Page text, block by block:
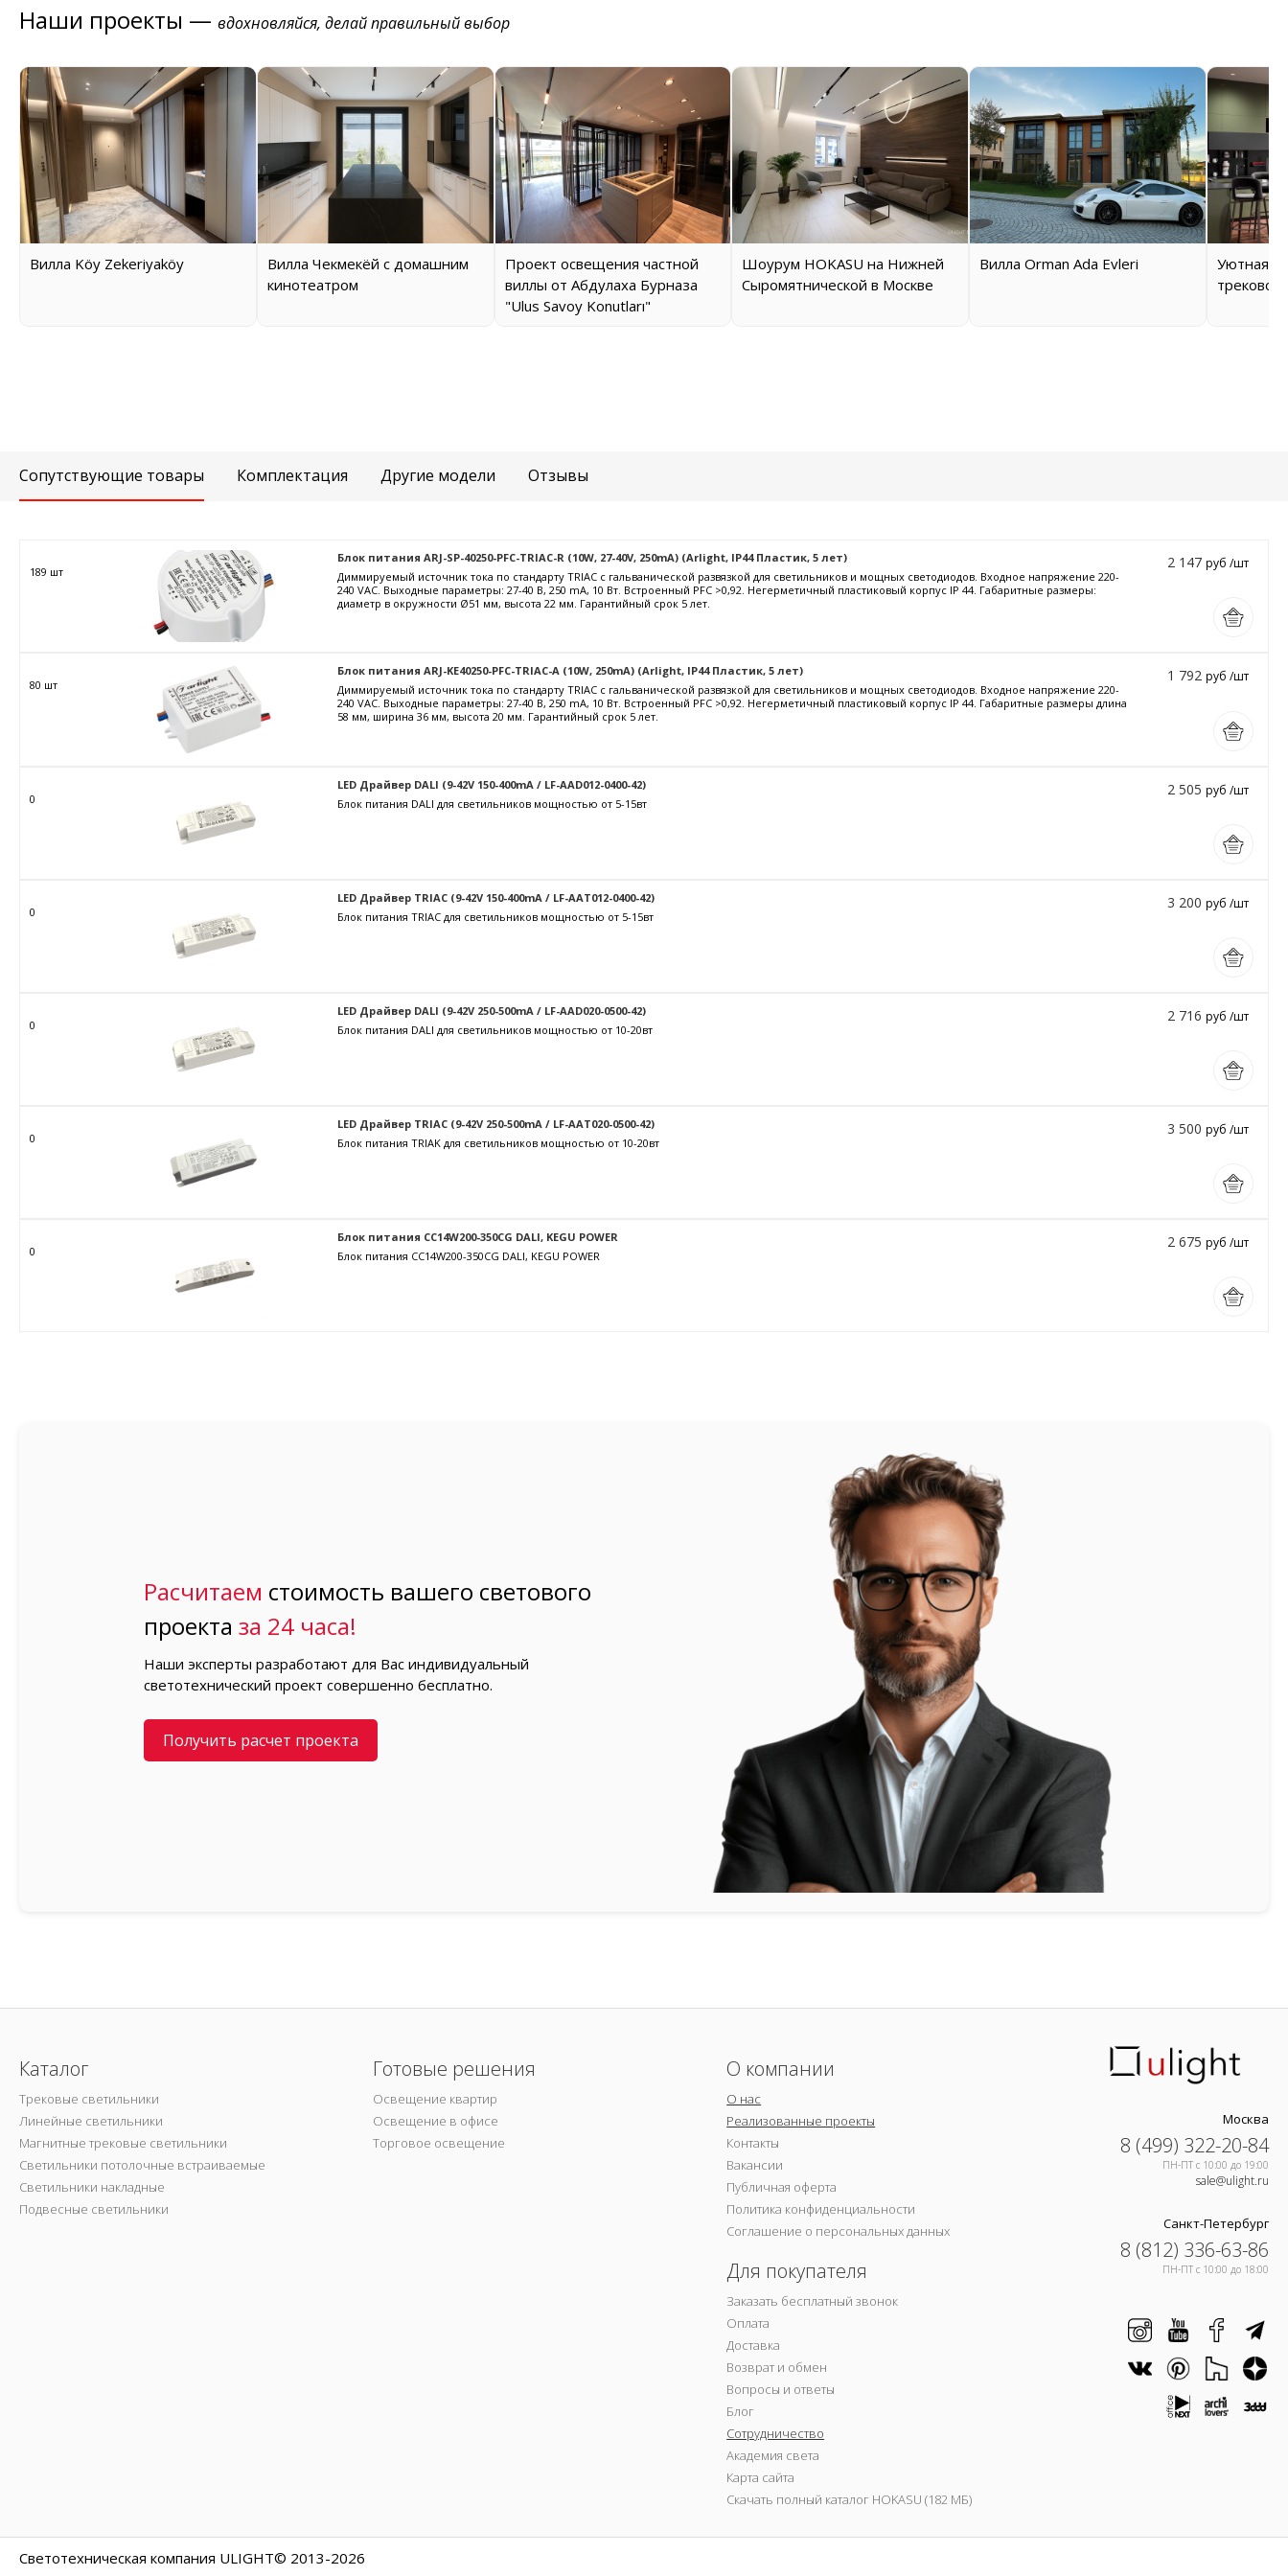
Наши проекты — вдохновляйся, делай правильный выбор
Вилла Köy Zekeriyaköy
Вилла Чекмекёй с домашним
кинотеатром
Проект освещения частной
виллы от Абдулаха Бурназа
"Ulus Savoy Konutları"
Шоурум HOKASU на Нижней
Сыромятнической в Москве
Вилла Orman Ada Evleri
Уютная
трековой
Сопутствующие товары Комплектация Другие модели Отзывы
189 шт
Блок питания ARJ-SP-40250-PFC-TRIAC-R (10W, 27-40V, 250mA) (Arlight, IP44 Пластик, 5 лет)
Диммируемый источник тока по стандарту TRIAC с гальванической развязкой для светильников и мощных светодиодов. Входное напряжение 220-
240 VAC. Выходные параметры: 27-40 В, 250 mА, 10 Вт. Встроенный PFC >0,92. Негерметичный пластиковый корпус IP 44. Габаритные размеры:
диаметр в окружности Ø51 мм, высота 22 мм. Гарантийный срок 5 лет.
2 147 руб /шт
80 шт
Блок питания ARJ-KE40250-PFC-TRIAC-A (10W, 250mA) (Arlight, IP44 Пластик, 5 лет)
Диммируемый источник тока по стандарту TRIAC с гальванической развязкой для светильников и мощных светодиодов. Входное напряжение 220-
240 VAC. Выходные параметры: 27-40 В, 250 mА, 10 Вт. Встроенный PFC >0,92. Негерметичный пластиковый корпус IP 44. Габаритные размеры длина
58 мм, ширина 36 мм, высота 20 мм. Гарантийный срок 5 лет.
1 792 руб /шт
0
LED Драйвер DALI (9-42V 150-400mA / LF-AAD012-0400-42)
Блок питания DALI для светильников мощностью от 5-15вт
2 505 руб /шт
0
LED Драйвер TRIAC (9-42V 150-400mA / LF-AAT012-0400-42)
Блок питания TRIAC для светильников мощностью от 5-15вт
3 200 руб /шт
0
LED Драйвер DALI (9-42V 250-500mA / LF-AAD020-0500-42)
Блок питания DALI для светильников мощностью от 10-20вт
2 716 руб /шт
0
LED Драйвер TRIAC (9-42V 250-500mA / LF-AAT020-0500-42)
Блок питания TRIAK для светильников мощностью от 10-20вт
3 500 руб /шт
0
Блок питания CC14W200-350CG DALI, KEGU POWER
Блок питания CC14W200-350CG DALI, KEGU POWER
2 675 руб /шт
Расчитаем стоимость вашего светового
проектаза 24 часа!
Наши эксперты разработают для Вас индивидуальный
светотехнический проект совершенно бесплатно.
Получить расчет проекта
Каталог
Трековые светильники
Линейные светильники
Магнитные трековые светильники
Светильники потолочные встраиваемые
Светильники накладные
Подвесные светильники
Готовые решения
Освещение квартир
Освещение в офисе
Торговое освещение
О компании
О нас
Реализованные проекты
Контакты
Вакансии
Публичная оферта
Политика конфиденциальности
Соглашение о персональных данных
Для покупателя
Заказать бесплатный звонок
Оплата
Доставка
Возврат и обмен
Вопросы и ответы
Блог
Сотрудничество
Академия света
Карта сайта
Скачать полный каталог HOKASU (182 МБ)
Москва
8 (499) 322-20-84
ПН-ПТ c 10:00 до 19:00
sale@ulight.ru
Санкт-Петербург
8 (812) 336-63-86
ПН-ПТ c 10:00 до 18:00
Светотехническая компания ULIGHT© 2013-2026